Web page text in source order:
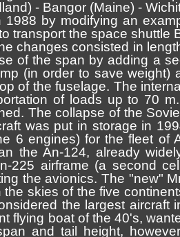
- Bangor (Maine) -
1988 by modifying an
transport the space
changes consisted in
of the span by adding a
(in order to save
of the fuselage. The
of loads up to 70
The collapse of the
was put in storage in
6 engines) for the fleet of
the An-124, already
225 airframe (a second
the avionics. The "new"
skies of the five
the largest
flying boat of the 40's,
and tail height,